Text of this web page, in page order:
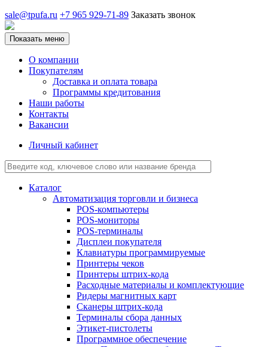
sale@tpufa.ru +7 965 929-71-89 Заказать звонок
Показать меню
О компании
Покупателям
Доставка и оплата товара
Программы кредитования
Наши работы
Контакты
Вакансии
Личный кабинет
Каталог
Автоматизация торговли и бизнеса
POS-компьютеры
POS-мониторы
POS-терминалы
Дисплеи покупателя
Клавиатуры программируемые
Принтеры чеков
Принтеры штрих-кода
Расходные материалы и комплектующие
Ридеры магнитных карт
Сканеры штрих-кода
Терминалы сбора данных
Этикет-пистолеты
Программное обеспечение